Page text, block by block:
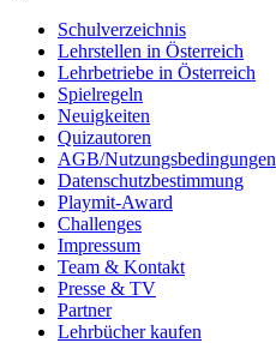
Schulverzeichnis
Lehrstellen in Österreich
Lehrbetriebe in Österreich
Spielregeln
Neuigkeiten
Quizautoren
AGB/Nutzungsbedingungen
Datenschutzbestimmung
Playmit-Award
Challenges
Impressum
Team & Kontakt
Presse & TV
Partner
Lehrbücher kaufen